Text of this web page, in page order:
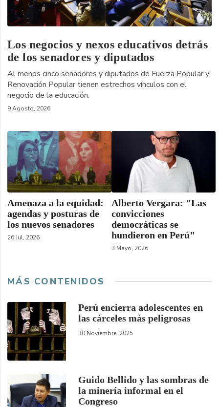
Los negocios y nexos educativos detrás
de los senadores y diputados
Al menos cinco senadores y diputados de Fuerza Popular y
Renovación Popular tienen estrechos vínculos con el
negocio de la educación.
9 Agosto, 2026
Amenaza a la equidad:
agendas y posturas de
los nuevos senadores
26 Jul, 2026
Alberto Vergara: "Las
convicciones
democráticas se
hundieron en Perú"
3 Mayo, 2026
MÁS CONTENIDOS
Perú encierra adolescentes en
las cárceles más peligrosas
30 Noviembre, 2025
Guido Bellido y las sombras de
la minería informal en el
Congreso